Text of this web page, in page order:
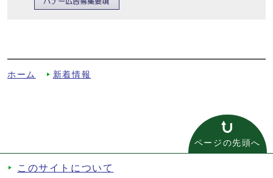
ホーム 新着情報
ページの先頭へ
このサイトについて